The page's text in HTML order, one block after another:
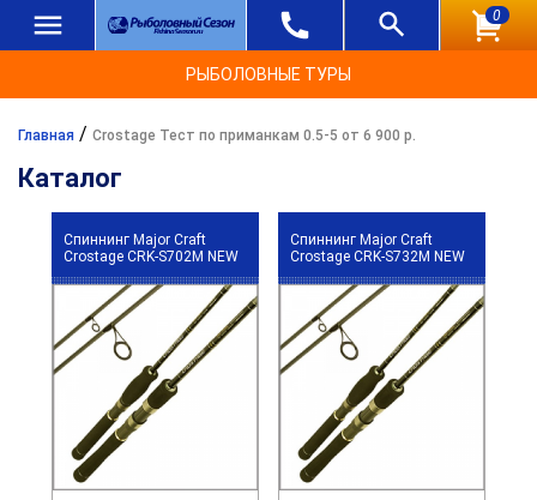
0
РЫБОЛОВНЫЕ ТУРЫ
Главная / Crostage Тест по приманкам 0.5-5 от 6 900 р.
Каталог
Спиннинг Major Craft
Crostage CRK-S702M NEW
Спиннинг Major Craft
Crostage CRK-S732M NEW